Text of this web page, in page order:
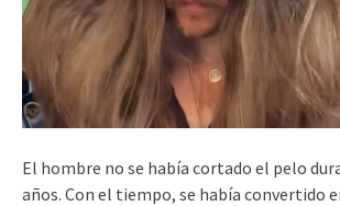
El hombre no se había cortado el pelo
años. Con el tiempo, se había convertido